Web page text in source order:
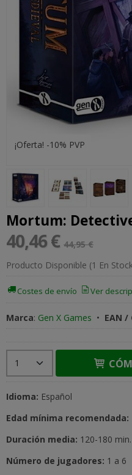
¡Oferta! -10% PVP
Mortum:
40,46 € 44,95 €
Producto Disponible (1 En
Costes de envío Ver
Marca: Gen X Games • EAN /
Idioma: Español
Edad mínima recomendada:
Duración media: 120-180 min.
Número de jugadores: 1 a 6